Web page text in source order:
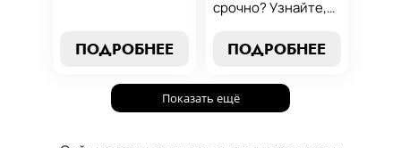
погашения. Наше
вашим надежным
помощником в мире
ПОДРОБНЕЕ
срочно? Узнайте,
срочный
без проверок и
длительного
ПОДРОБНЕЕ
Показать ещё